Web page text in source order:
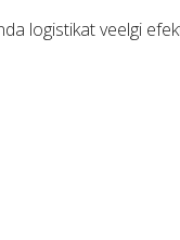
logistikat veelgi